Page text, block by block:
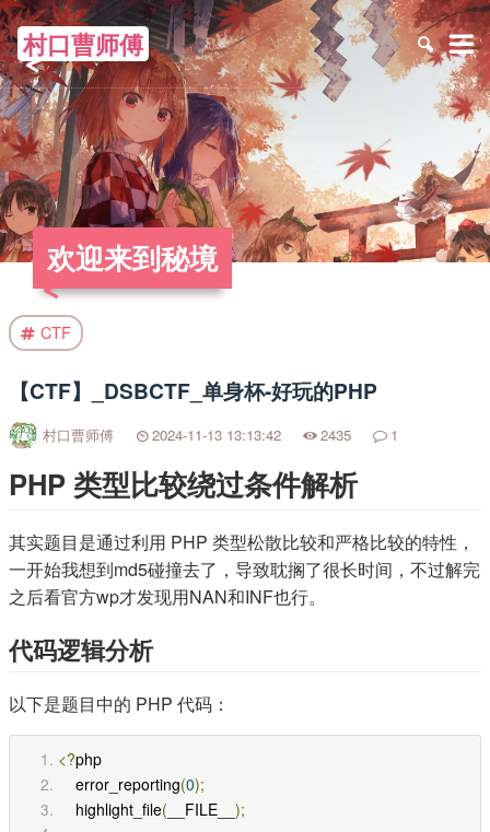
村口曹师傅 ≡
欢迎来到秘境
CTF
【CTF】_DSBCTF_单身杯-好玩的PHP
村口曹师傅 2024-11-13 13:13:42 2435 1
PHP 类型比较绕过条件解析
其实题目是通过利用 PHP 类型松散比较和严格比较的特性，
一开始我想到md5碰撞去了，导致耽搁了很长时间，不过解完
之后看官方wp才发现用NAN和INF也行。
代码逻辑分析
以下是题目中的 PHP 代码：
<?php
    error_reporting
(0);
    highlight_file
( __FILE__ );